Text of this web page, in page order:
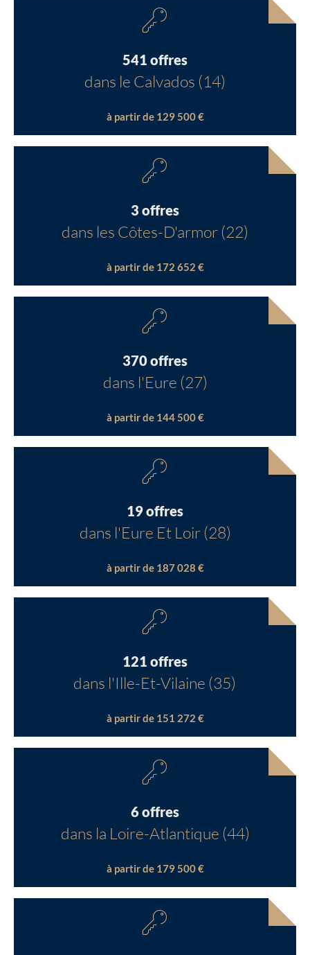
541 offres
dans le Calvados (14)
à partir de 129 500 €
3 offres
dans les Côtes-D'armor (22)
à partir de 172 652 €
370 offres
dans l'Eure (27)
à partir de 144 500 €
19 offres
dans l'Eure Et Loir (28)
à partir de 187 028 €
121 offres
dans l'Ille-Et-Vilaine (35)
à partir de 151 272 €
6 offres
dans la Loire-Atlantique (44)
à partir de 179 500 €